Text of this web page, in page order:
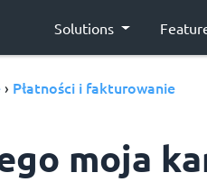
Solutions
› Płatności i fakturowanie
moja